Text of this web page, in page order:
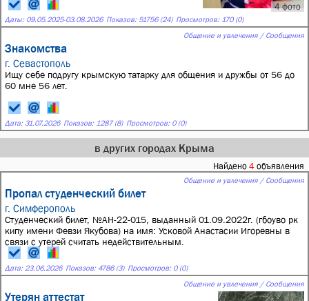
4 фото
Даты: 09.05.2025-03.08.2026 Показов: 51756 (24) Просмотров: 170 (0)
Общение и увлечения / Сообщения
Знакомства
г. Севастополь
Ищу себе подругу крымскую татарку для общения и дружбы от 56 до
60 мне 56 лет.
Дата: 31.07.2026 Показов: 1287 (8) Просмотров: 0 (0)
в других городах Крыма
Найдено 4 объявления
Общение и увлечения / Сообщения
Пропал студенческий билет
г. Симферополь
Студенческий билет, №АН-22-015, выданный 01.09.2022г. (гбоуво рк
кипу имени Февзи Якубова) на имя: Усковой Анастасии Игоревны в
связи с утерей считать недействительным.
Дата: 23.06.2026 Показов: 4786 (3) Просмотров: 0 (0)
Общение и увлечения / Сообщения
Утерян аттестат